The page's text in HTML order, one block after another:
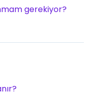
gerekiyor?